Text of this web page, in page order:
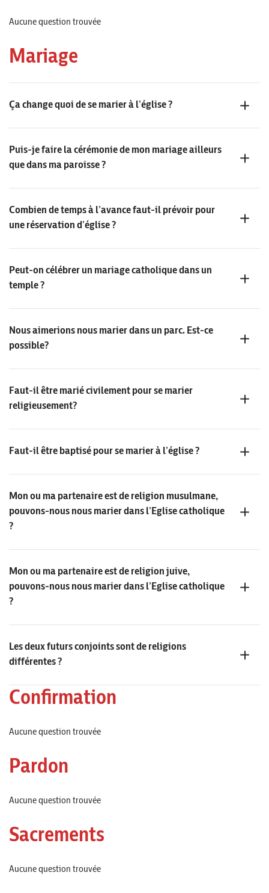
Aucune question trouvée
Mariage
Ça change quoi de se marier à l’église ?
Puis-je faire la cérémonie de mon mariage ailleurs
que dans ma paroisse ?
Combien de temps à l’avance faut-il prévoir pour
une réservation d’église ?
Peut-on célébrer un mariage catholique dans un
temple ?
Nous aimerions nous marier dans un parc. Est-ce
possible?
Faut-il être marié civilement pour se marier
religieusement?
Faut-il être baptisé pour se marier à l’église ?
Mon ou ma partenaire est de religion musulmane,
pouvons-nous nous marier dans l’Eglise catholique
?
Mon ou ma partenaire est de religion juive,
pouvons-nous nous marier dans l’Eglise catholique
?
Les deux futurs conjoints sont de religions
différentes ?
Confirmation
Aucune question trouvée
Pardon
Aucune question trouvée
Sacrements
Aucune question trouvée